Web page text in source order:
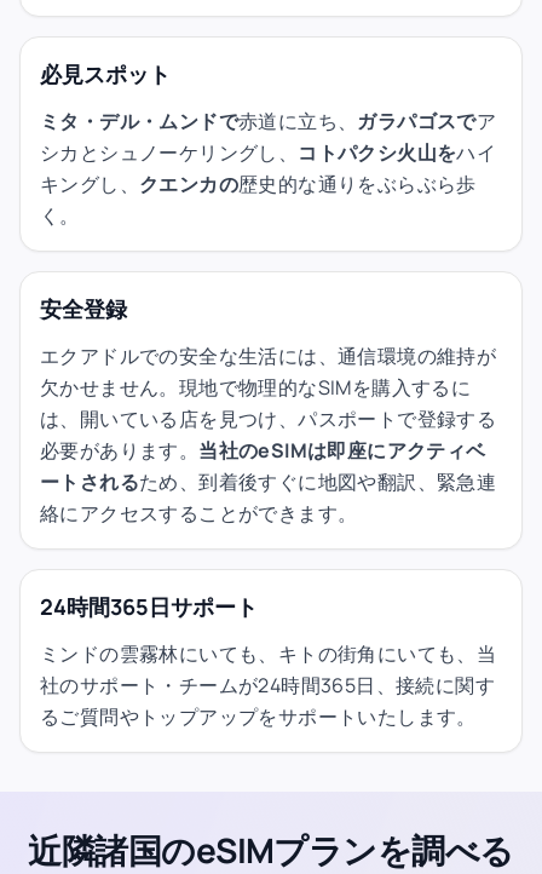
必見スポット
ミタ・デル・ムンドで赤道に立ち、 ガラパゴスでア
シカとシュノーケリングし、 コトパクシ火山をハイ
キングし、 クエンカの歴史的な通りをぶらぶら歩
く。
安全登録
エクアドルでの安全な生活には、通信環境の維持が
欠かせません。現地で物理的なSIMを購入するに
は、開いている店を見つけ、パスポートで登録する
必要があります。 当社のeSIMは即座にアクティベ
ートされるため、到着後すぐに地図や翻訳、緊急連
絡にアクセスすることができます。
24時間365日サポート
ミンドの雲霧林にいても、キトの街角にいても、当
社のサポート・チームが24時間365日、接続に関す
るご質問やトップアップをサポートいたします。
近隣諸国のeSIMプランを調べる